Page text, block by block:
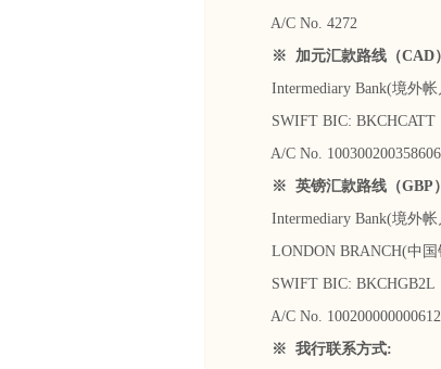
A/C No. 4272
※ 加元汇款路线（CAD）
Intermediary Bank(境外帐
SWIFT BIC: BKCHCATT
A/C No. 100300200358606
※ 英镑汇款路线（GBP）
Intermediary Bank(境外帐
LONDON BRANCH(中国
SWIFT BIC: BKCHGB2L
A/C No. 100200000000612
※ 我行联系方式: